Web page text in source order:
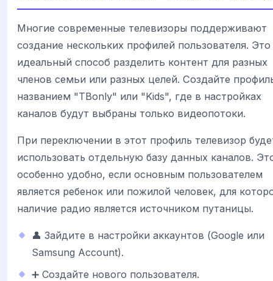
Многие современные телевизоры поддерживают
создание нескольких профилей пользователя. Это
идеальный способ разделить контент для разных
членов семьи или разных целей. Создайте
названием "ТВonly" или "Kids", где в настройках
каналов будут выбраны только видеопотоки.
При переключении в этот профиль телевизор
использовать отдельную базу данных каналов.
особенно удобно, если основным пользователем
является ребенок или пожилой человек, для
наличие радио является источником путаницы.
👤 Зайдите в настройки аккаунтов (Google или
Samsung Account).
➕ Создайте нового пользователя.